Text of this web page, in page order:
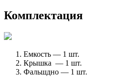
Комплектация
Емкость — 1 шт.
Крышка — 1 шт.
Фальшдно — 1 шт.